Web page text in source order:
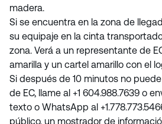
madera.
Si se encuentra en la zona de
su equipaje en la cinta
zona. Verá a un representante de
amarilla y un cartel amarillo con el
Si después de 10 minutos no
de EC, llame al +1 604.988.7639 o
texto o WhatsApp al
público, un mostrador de